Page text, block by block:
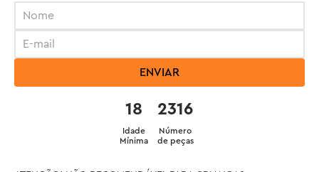
ENVIAR
2316
Número
de peças
18
Idade
Mínima